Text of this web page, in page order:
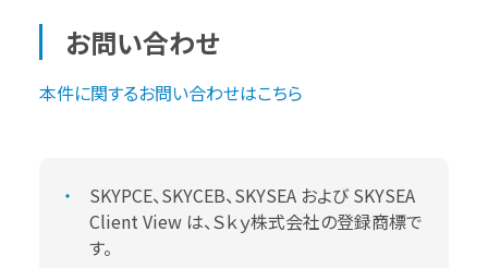
お問い合わせ
本件に関するお問い合わせはこちら
SKYPCE、SKYCEB、SKYSEA および SKYSEA
Client View は、Ｓｋｙ株式会社の登録商標で
す。